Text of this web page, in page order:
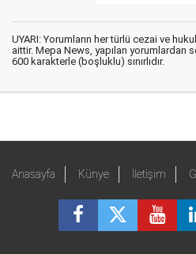
UYARI: Yorumların her türlü cezai ve
aittir. Mepa News, yapılan yorumlardan
600 karakterle (boşluklu) sınırlıdır.
Anasayfa Künye İletişim